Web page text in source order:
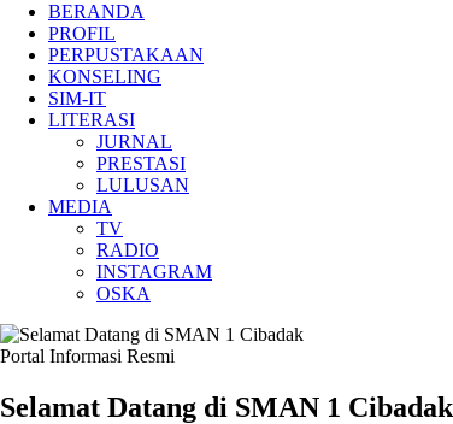
BERANDA
PROFIL
PERPUSTAKAAN
KONSELING
SIM-IT
LITERASI
JURNAL
PRESTASI
LULUSAN
MEDIA
TV
RADIO
INSTAGRAM
OSKA
Portal Informasi Resmi
Selamat Datang di SMAN 1 Cibadak